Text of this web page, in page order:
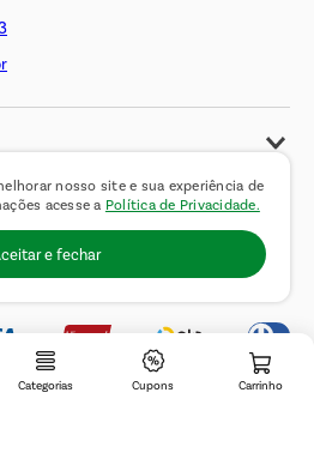
nosso site e sua experiência de
acesse a Política de Privacidade.
e fechar
Categorias Cupons